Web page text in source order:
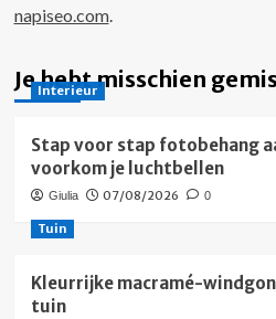
napiseo.com.
Je hebt misschien
Interieur
Stap voor stap fotobehang
voorkom je luchtbellen
Giulia 07/08/2026 0
Tuin
Kleurrijke macramé-
tuin